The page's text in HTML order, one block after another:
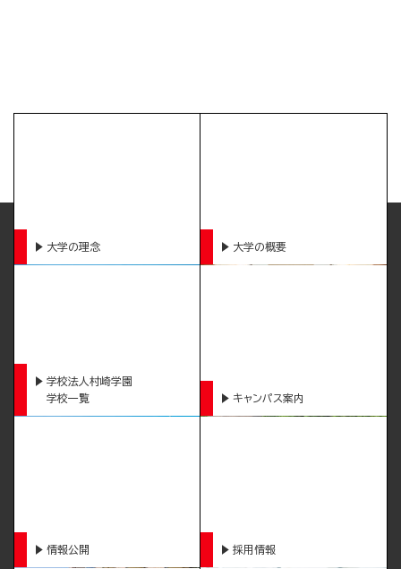
大学の理念 大学の概要
学校法人村崎学園
学校一覧
キャンパス案内
情報公開 採用情報